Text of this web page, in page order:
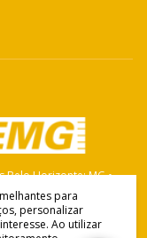
Belo Horizonte: MG •
para
personalizar
Ao utilizar